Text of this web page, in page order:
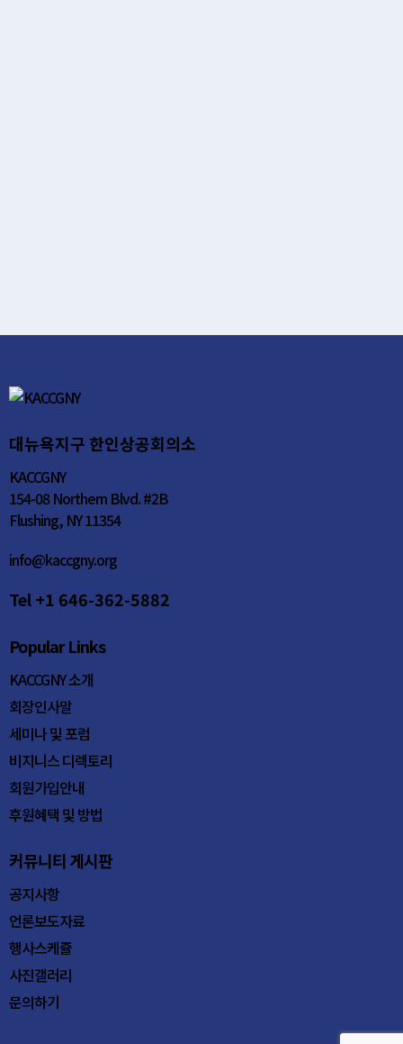
대뉴욕지구 한인상공회의소
KACCGNY
154-08 Northern Blvd. #2B
Flushing, NY 11354
info@kaccgny.org
Tel +1 646-362-5882
Popular Links
KACCGNY 소개
회장인사말
세미나 및 포럼
비지니스 디렉토리
회원가입안내
후원혜택 및 방법
커뮤니티 게시판
공지사항
언론보도자료
행사스케쥴
사진갤러리
문의하기